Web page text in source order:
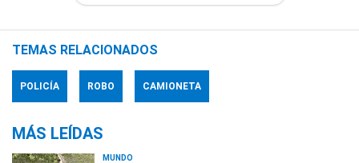
TEMAS RELACIONADOS
POLICÍA ROBO CAMIONETA
MÁS LEÍDAS
MUNDO